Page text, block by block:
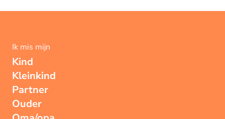
Ik mis mijn
Kind
Kleinkind
Partner
Ouder